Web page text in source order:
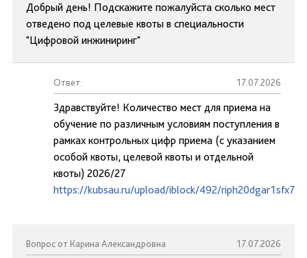
Добрый день! Подскажите пожалуйста сколько мест
отведено под целевые квоты в специальности
"Цифровой инжиниринг"
Ответ: 17.07.2026
Здравствуйте! Количество мест для приема на
обучение по различным условиям поступления в
рамках контрольных цифр приема (с указанием
особой квоты, целевой квоты и отдельной
квоты) 2026/27
https://kubsau.ru/upload/iblock/492/
Вопрос от Карина Александровна 17.07.2026